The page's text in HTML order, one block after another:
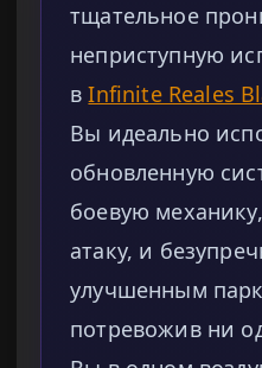
тщательное
неприступную
вInfinite Reales
Вы идеально
обновленную
боевую
атаку, и
улучшенным
потревожив ни